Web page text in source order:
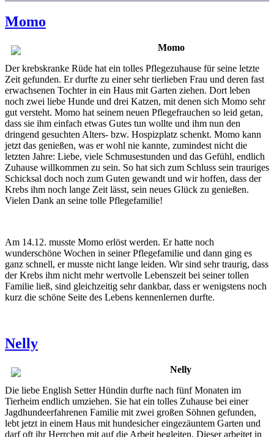
Momo
Momo
Der krebskranke Rüde hat ein tolles Pflegezuhause für seine letzte
Zeit gefunden. Er durfte zu einer sehr tierlieben Frau und deren fast
erwachsenen Tochter in ein Haus mit Garten ziehen. Dort leben
noch zwei liebe Hunde und drei Katzen, mit denen sich Momo sehr
gut versteht. Momo hat seinem neuen Pflegefrauchen so leid getan,
dass sie ihm einfach etwas Gutes tun wollte und ihm nun den
dringend gesuchten Alters- bzw. Hospizplatz schenkt. Momo kann
jetzt das genießen, was er wohl nie kannte, zumindest nicht die
letzten Jahre: Liebe, viele Schmusestunden und das Gefühl, endlich
Zuhause willkommen zu sein. So hat sich zum Schluss sein trauriges
Schicksal doch noch zum Guten gewandt und wir hoffen, dass der
Krebs ihm noch lange Zeit lässt, sein neues Glück zu genießen.
Vielen Dank an seine tolle Pflegefamilie!
Am 14.12. musste Momo erlöst werden. Er hatte noch
wunderschöne Wochen in seiner Pflegefamilie und dann ging es
ganz schnell, er musste nicht lange leiden. Wir sind sehr traurig, dass
der Krebs ihm nicht mehr wertvolle Lebenszeit bei seiner tollen
Familie ließ, sind gleichzeitig sehr dankbar, dass er wenigstens noch
kurz die schöne Seite des Lebens kennenlernen durfte.
Nelly
Nelly
Die liebe English Setter Hündin durfte nach fünf Monaten im
Tierheim endlich umziehen. Sie hat ein tolles Zuhause bei einer
Jagdhundeerfahrenen Familie mit zwei großen Söhnen gefunden,
lebt jetzt in einem Haus mit hundesicher eingezäuntem Garten und
darf oft ihr Herrchen mit auf die Arbeit begleiten. Dieser arbeitet in